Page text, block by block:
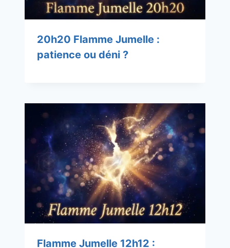
20h20 Flamme Jumelle :
patience ou déni ?
Flamme Jumelle 12h12 :